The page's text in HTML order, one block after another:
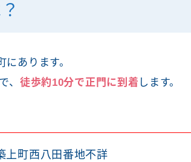
あります。
、 徒歩約10分で正門に到着 します。
上町西八田番地不詳